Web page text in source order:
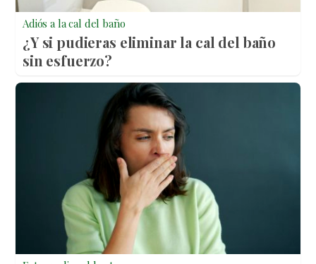
Adiós a la cal del baño
¿Y si pudieras eliminar la cal del baño
sin esfuerzo?